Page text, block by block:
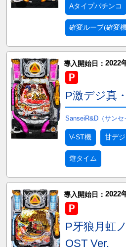
Aタイプパチンコ
確変ループ(確変
導入開始日： 2022
P激デジ真
SanseiR&D（サンセ
V-ST機 甘デジ
遊タイム
導入開始日： 2022
P牙狼月虹
OST Ver.